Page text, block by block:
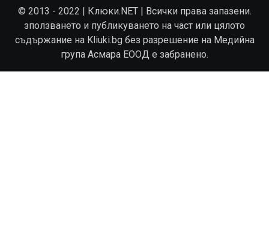
© 2013 - 2022 | Клюки.NET | Всички права запазени.
зползването и публикуването на част или цялото
съдържание на Kliuki.bg без разрешение на Медийна
група Асмара ЕООД е забранено.